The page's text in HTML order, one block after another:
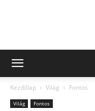
Kezdőlap Világ Fontos
Világ Fontos